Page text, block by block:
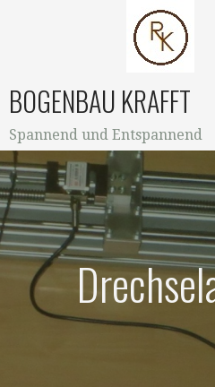
BOGENBAU KRAFFT
Spannend und Entspannend